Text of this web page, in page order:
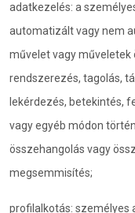
adatkezelés: a
automatizált vagy nem
művelet vagy műveletek
rendszerezés, tagolás,
lekérdezés, betekintés,
vagy egyéb módon
összehangolás vagy
megsemmisítés;
profilalkotás: személyes